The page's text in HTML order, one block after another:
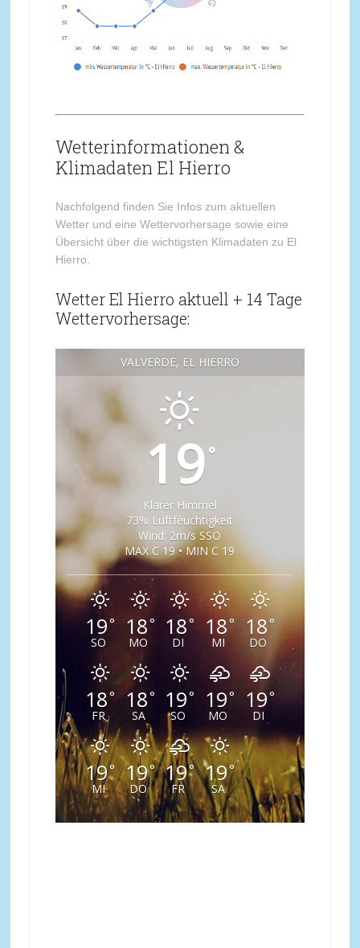
Wetterinformationen &
Klimadaten El Hierro
Nachfolgend finden Sie Infos zum aktuellen
Wetter und eine Wettervorhersage sowie eine
Übersicht über die wichtigsten Klimadaten zu El
Hierro.
Wetter El Hierro aktuell + 14 Tage
Wettervorhersage:
VALVERDE, EL HIERRO
19°
Klarer Himmel
73% Luftfeuchtigkeit
Wind: 2m/s SSO
MAX C 19 • MIN C 19
19°
SO
18°
MO
18°
DI
18°
MI
18°
DO
18°
FR
18°
SA
19°
SO
19°
MO
19°
DI
19°
MI
19°
DO
19°
FR
19°
SA